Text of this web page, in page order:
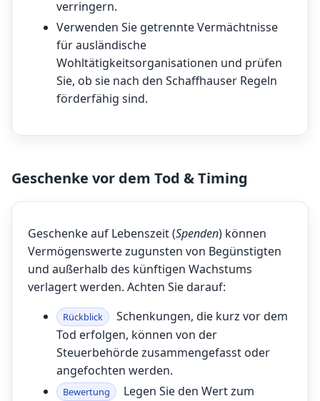
verringern.
Verwenden Sie getrennte Vermächtnisse
für ausländische
Wohltätigkeitsorganisationen und prüfen
Sie, ob sie nach den Schaffhauser Regeln
förderfähig sind.
Geschenke vor dem Tod & Timing
Geschenke auf Lebenszeit (Spenden) können
Vermögenswerte zugunsten von Begünstigten
und außerhalb des künftigen Wachstums
verlagert werden. Achten Sie darauf:
Rückblick
Schenkungen, die kurz vor dem
Tod erfolgen, können von der
Steuerbehörde zusammengefasst oder
angefochten werden.
Bewertung
Legen Sie den Wert zum